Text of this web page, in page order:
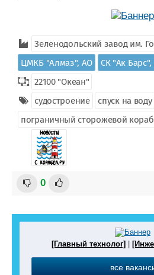
Зеленодольский завод им.
ЦМКБ "Алмаз", АО
СК "Ак
22100 "Океан"
судостроение
спуск на воду
пограничный сторожевой
0
[Главный технолог]
все